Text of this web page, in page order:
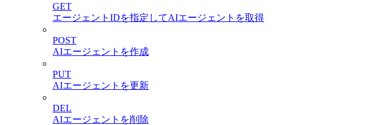
GET
エージェントIDを指定してAIエージェントを取得
POST
AIエージェントを作成
PUT
AIエージェントを更新
DEL
AIエージェントを削除